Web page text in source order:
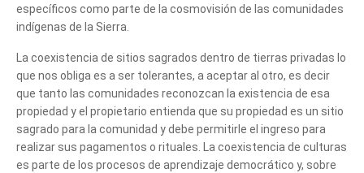
específicos como parte de la cosmovisión de las comunidades
indígenas de la Sierra.
La coexistencia de sitios sagrados dentro de tierras privadas lo
que nos obliga es a ser tolerantes, a aceptar al otro, es decir
que tanto las comunidades reconozcan la existencia de esa
propiedad y el propietario entienda que su propiedad es un sitio
sagrado para la comunidad y debe permitirle el ingreso para
realizar sus pagamentos o rituales. La coexistencia de culturas
es parte de los procesos de aprendizaje democrático y, sobre